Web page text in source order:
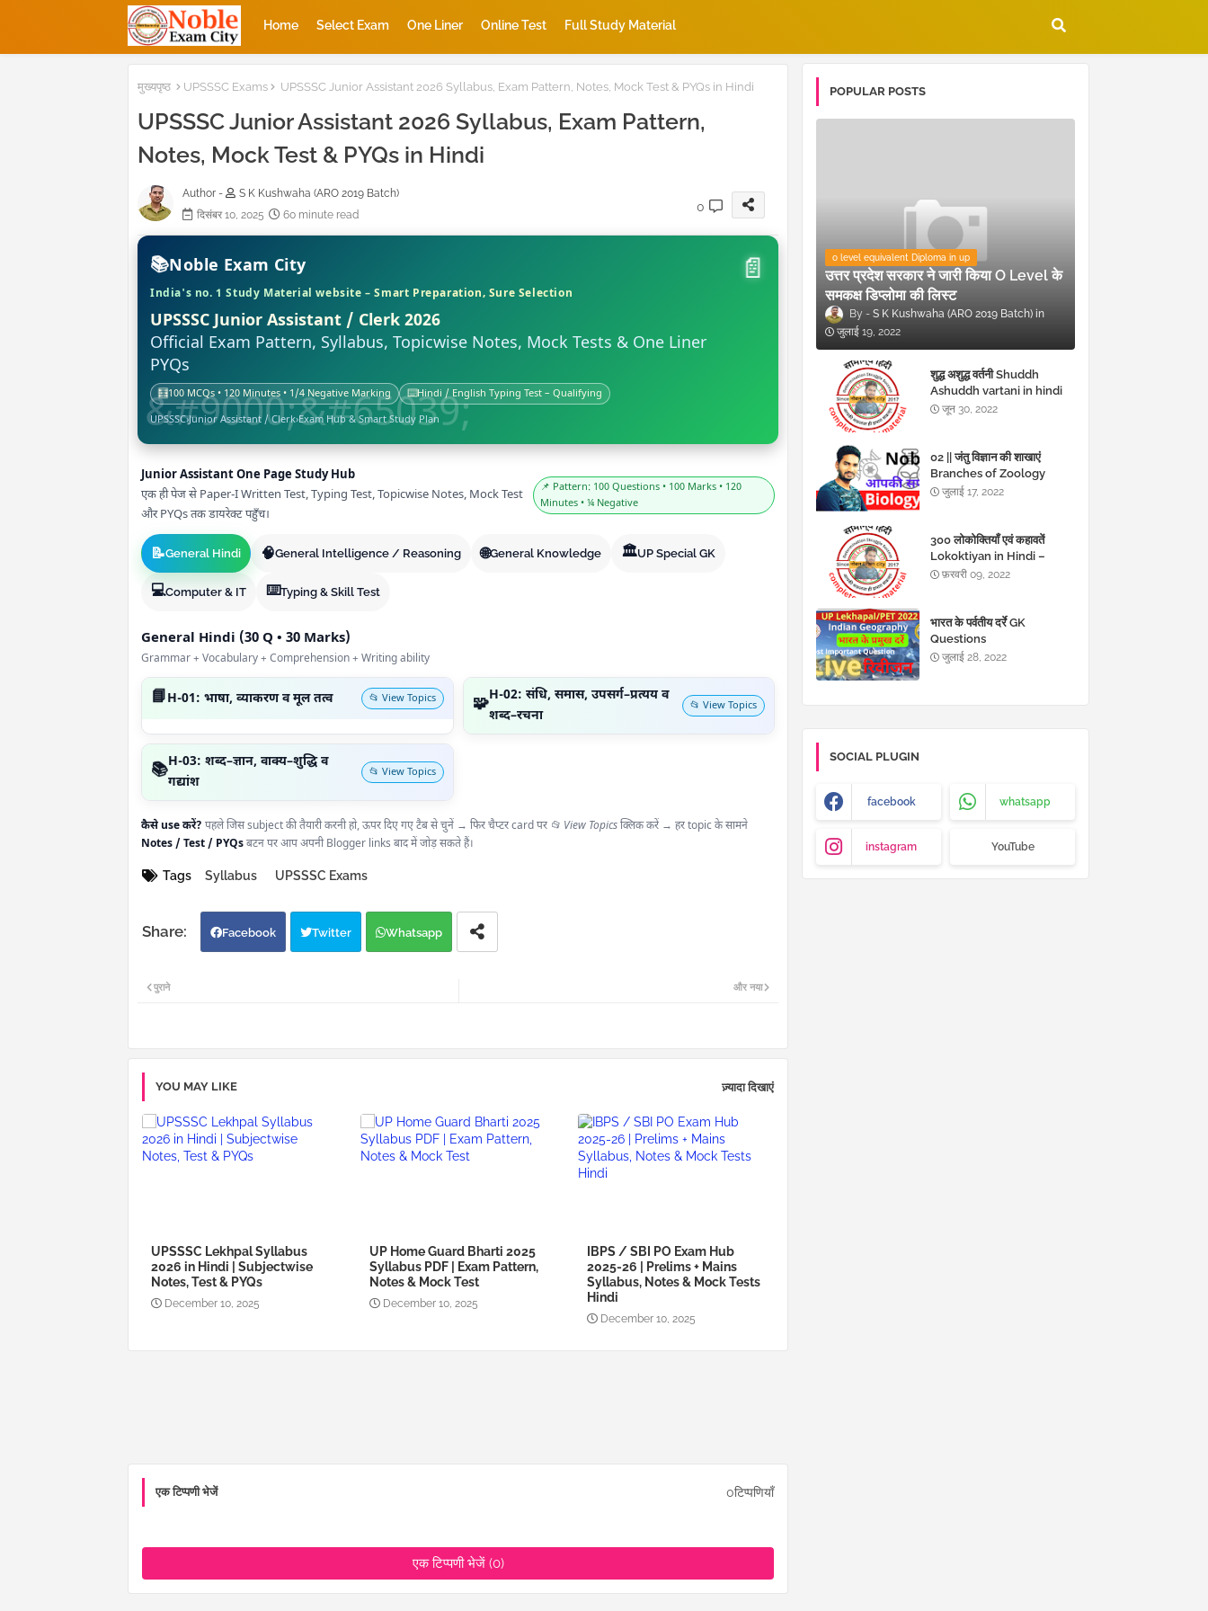
Home Select Exam One Liner Online Test Full Study Material
मुख्यपृष्ठ UPSSSC Exams UPSSSC Junior Assistant 2026 Syllabus, Exam Pattern, Notes, Mock Test & PYQs in Hindi
UPSSSC Junior Assistant 2026 Syllabus, Exam Pattern,
Notes, Mock Test & PYQs in Hindi
Author -
S K Kushwaha (ARO 2019 Batch)
दिसंबर 10, 2025
60 minute read
0
📚Noble Exam City
India's no. 1 Study Material website – Smart Preparation, Sure Selection
UPSSSC Junior Assistant / Clerk 2026
Official Exam Pattern, Syllabus, Topicwise Notes, Mock Tests & One Liner
PYQs
🧮100 MCQs • 120 Minutes • 1/4 Negative Marking ⌨️Hindi / English Typing Test – Qualifying
UPSSSC›Junior Assistant / Clerk›Exam Hub & Smart Study Plan
Junior Assistant One Page Study Hub
एक ही पेज से Paper-I Written Test, Typing Test, Topicwise Notes, Mock Test
और PYQs तक डायरेक्ट पहुँच।
📌 Pattern: 100 Questions • 100 Marks • 120
Minutes • ¼ Negative
📝General Hindi 🧠General Intelligence / Reasoning 🌐General Knowledge 🏛️UP Special GK
💻Computer & IT ⌨️Typing & Skill Test
General Hindi (30 Q • 30 Marks)
Grammar + Vocabulary + Comprehension + Writing ability
📘H-01: भाषा, व्याकरण व मूल तत्व 📂 View Topics 🧩H-02: संधि, समास, उपसर्ग–प्रत्यय व
शब्द–रचना
📂 View Topics
📚H-03: शब्द–ज्ञान, वाक्य–शुद्धि व
गद्यांश
📂 View Topics
कैसे use करें? पहले जिस subject की तैयारी करनी हो, ऊपर दिए गए टैब से चुनें → फिर चैप्टर card पर 📂 View Topicsक्लिक करें → हर topic के सामने
Notes / Test / PYQsबटन पर आप अपनी Blogger links बाद में जोड़ सकते हैं।
Tags Syllabus UPSSSC Exams
Facebook Twitter Whatsapp
और नया
पुराने
YOU MAY LIKE ज़्यादा दिखाएं
UPSSSC Lekhpal Syllabus
2026 in Hindi | Subjectwise
Notes, Test & PYQs
December 10, 2025
UP Home Guard Bharti 2025
Syllabus PDF | Exam Pattern,
Notes & Mock Test
December 10, 2025
IBPS / SBI PO Exam Hub
2025-26 | Prelims + Mains
Syllabus, Notes & Mock Tests
Hindi
December 10, 2025
एक टिप्पणी भेजें 0टिप्पणियाँ
एक टिप्पणी भेजें (0)
POPULAR POSTS
o level equivalent Diploma in up
उत्तर प्रदेश सरकार ने जारी किया O Level के
समकक्ष डिप्लोमा की लिस्ट
S K Kushwaha (ARO 2019 Batch)
जुलाई 19, 2022
शुद्ध अशुद्ध वर्तनी Shuddh
Ashuddh vartani in hindi
जून 30, 2022
02 || जंतु विज्ञान की शाखाएं
Branches of Zoology
MCQs in Hindi
जुलाई 17, 2022
300 लोकोक्तियाँ एवं कहावतें
Lokoktiyan in Hindi –
Kahawat in hindi
फ़रवरी 09, 2022
भारत के पर्वतीय दर्रे GK
Questions
जुलाई 28, 2022
SOCIAL PLUGIN
facebook whatsapp
instagram YouTube